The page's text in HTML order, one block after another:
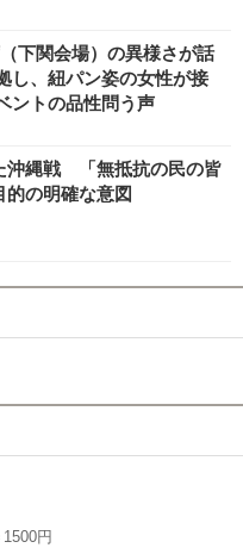
下関会場）の異様さが話
し、紐パン姿の女性が接
ントの品性問う声
沖縄戦 「無抵抗の民の皆
の明確な意図
円